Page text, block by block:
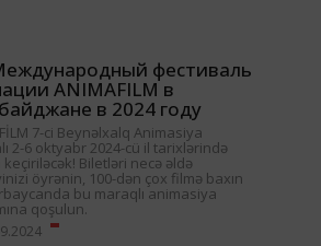
фестиваль
ANIMAFILM в
в 2024 году
7-ci Beynəlxalq Animasiya
2-6 oktyabr 2024-cü il tarixlərində
keçiriləcək! Biletləri necə əldə
öyrənin, 100-dən çox filmə baxın
bu maraqlı animasiya
qoşulun.